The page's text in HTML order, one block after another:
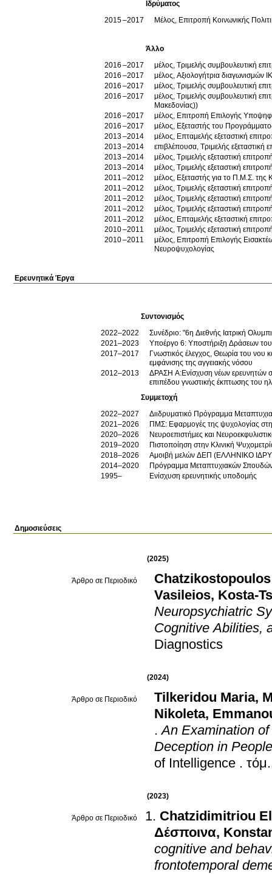
Ιδρύματος
2015
2017 Μέλος, Επιτροπή Κοινωνικής
Άλλο
2016
2017
μέλος, Τριμελής συμβουλευτική
2016
2017
μέλος, Αξιολογήτρια διαγωνισμών
2016
2017
μέλος, Τριμελής συμβουλευτική
2016
2017
μέλος, Τριμελής συμβουλευτική
Μακεδονίας))
2016
2017
μέλος, Επιτροπή Επιλογής
2016
2017
μέλος, Εξεταστής του
2013
2014
μέλος, Επταμελής εξεταστική
2013
2014
επιβλέπουσα, Τριμελής εξεταστική
2013
2014
μέλος, Τριμελής εξεταστική
2013
2014
μέλος, Τριμελής εξεταστική
2011
2012
μέλος, Εξεταστής για το Π.Μ.Σ. της
2011
2012
μέλος, Τριμελής εξεταστική
2011
2012
μέλος, Τριμελής εξεταστική
2011
2012
μέλος, Τριμελής εξεταστική
2011
2012
2010
2011
μέλος, Τριμελής εξεταστική
2010
2011
μέλος, Επιτροπή Επιλογής
Νευροψυχολογίας
Ερευνητικά Έργα
Συντονισμός
2022–2022
Συνέδριο: "6η Διεθνής Ιατρική
2021–2023
Υποέργο 6: Υποστήριξη Δράσεων
2017–2017
Γνωστικός έλεγχος, Θεωρία του νου και Μνήμη : Προγνωστική ικανότητα σε ηλικιωμένου με ήπια Γνωστική Διαταραχή και κίνδυνο
εμφάνισης της αγγειακής νόσου
2012–2013
ΔΡΑΣΗ Α:Ενίσχυση νέων ερευνητών
επιπέδου γνωστικής έκπτωσης του
Συμμετοχή
2022–2027
Διιδρυματικό Πρόγραμμα
2021–2026
ΠΜΣ: Εφαρμογές της ψυχολογίας
2020–2026
Νευροεπιστήμες και
2019–2020
Πιστοποίηση στην Κλινική
2018–2026
Αμοιβή μελών ΔΕΠ (ΕΛΛΗΝΙΚΟ
2014–2020
Πρόγραμμα Μεταπτυχιακών Σπουδών
1995–
Ενίσχυση ερευνητικής υποδομής
Δημοσιεύσεις
(2025)
Άρθρο σε Περιοδικό
Vasileios, Kosta-
Neuropsychiatric
Cognitive Abilities,
Diagnostics
(2024)
Άρθρο σε Περιοδικό Tilkeridou Maria,
Nikoleta,
.An Examination
Deception in
of Intelligence .
(2023)
Άρθρο σε Περιοδικό
Chatzidimitriou
Δέσποινα,
cognitive and
frontotemporal